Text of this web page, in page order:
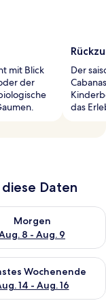
mit Blick
der
Der
das
Daten
Aug. 7 - Aug. 8.
Morgen
8 - Aug. 9
die Verfügbarkeit
Aug. 7
Wochenende
14 - Aug. 16
die Verfügbarkeit